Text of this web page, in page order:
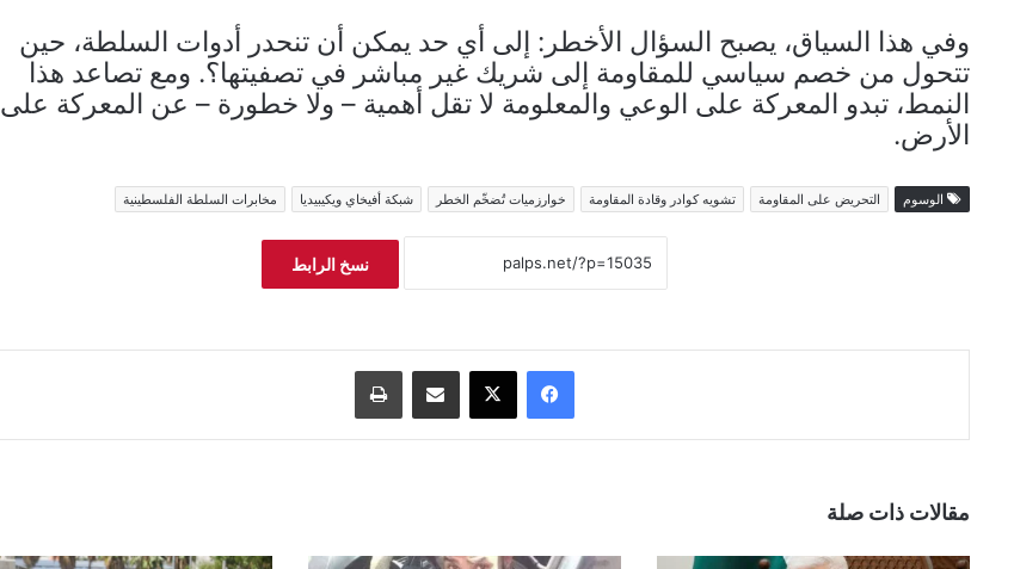
وفي هذا السياق، يصبح السؤال الأخطر: إلى أي حد يمكن أن تنحدر أدوات السلطة، حين
تتحول من خصم سياسي للمقاومة إلى شريك غير مباشر في تصفيتها؟. ومع تصاعد هذا
النمط، تبدو المعركة على الوعي والمعلومة لا تقل أهمية – ولا خطورة – عن المعركة على
الأرض.
الوسوم التحريض على المقاومة تشويه كوادر وقادة المقاومة خوارزميات تُضخّم الخطر شبكة أفيخاي ويكيبيديا مخابرات السلطة الفلسطينية
نسخ الرابط
فيسبوك ‫X مشاركة عبر البريد طباعة
مقالات ذات صلة